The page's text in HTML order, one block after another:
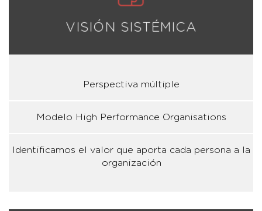
VISIÓN SISTÉMICA
Perspectiva múltiple
Modelo High Performance Organisations
Identificamos el valor que aporta cada persona a la
organización